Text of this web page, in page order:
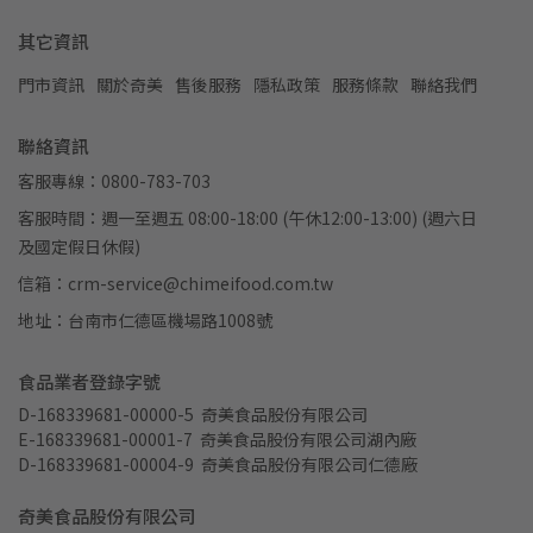
其它資訊
門市資訊 關於奇美 售後服務 隱私政策 服務條款 聯絡我們
聯絡資訊
客服專線：0800-783-703
客服時間：週一至週五 08:00-18:00 (午休12:00-13:00) (週六日
及國定假日休假)
信箱：crm-service@chimeifood.com.tw
地址：台南市仁德區機場路1008號
食品業者登錄字號
D-168339681-00000-5  奇美食品股份有限公司
E-168339681-00001-7  奇美食品股份有限公司湖內廠
D-168339681-00004-9  奇美食品股份有限公司仁德廠
奇美食品股份有限公司